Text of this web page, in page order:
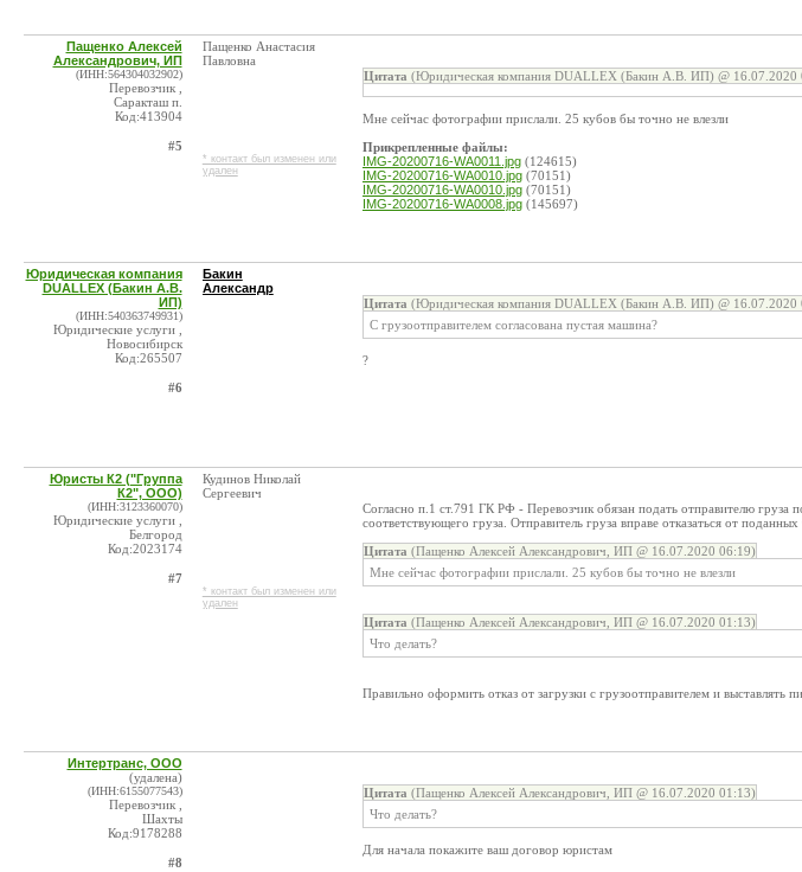
Пащенко Алексей
Александрович, ИП
(ИНН:564304032902)
Перевозчик ,
Саракташ п.
Код:413904
#5
Пащенко Анастасия
Павловна
* контакт был изменен или
удален
Цитата (Юридическая компания DUALLEX (Бакин А.В. ИП) @ 16.07.2020
Мне сейчас фотографии прислали. 25 кубов бы точно не влезли
Прикрепленные файлы:
IMG-20200716-WA0011.jpg (124615)
IMG-20200716-WA0010.jpg (70151)
IMG-20200716-WA0010.jpg (70151)
IMG-20200716-WA0008.jpg (145697)
Юридическая компания
DUALLEX (Бакин А.В.
ИП)
(ИНН:540363749931)
Юридические услуги ,
Новосибирск
Код:265507
#6
Бакин
Александр
Цитата (Юридическая компания DUALLEX (Бакин А.В. ИП) @ 16.07.2020
С грузоотправителем согласована пустая машина?
?
Юристы К2 ("Группа
К2", ООО)
(ИНН:3123360070)
Юридические услуги ,
Белгород
Код:2023174
#7
Кудинов Николай
Сергеевич
* контакт был изменен или
удален
Согласно п.1 ст.791 ГК РФ - Перевозчик обязан подать отправителю груза
соответствующего груза. Отправитель груза вправе отказаться от
Цитата (Пащенко Алексей Александрович, ИП @ 16.07.2020 06:19)
Мне сейчас фотографии прислали. 25 кубов бы точно не влезли
Цитата (Пащенко Алексей Александрович, ИП @ 16.07.2020 01:13)
Что делать?
Правильно оформить отказ от загрузки с грузоотправителем и выставлять
Интертранс, ООО
(удалена)
(ИНН:6155077543)
Перевозчик ,
Шахты
Код:9178288
#8
Цитата (Пащенко Алексей Александрович, ИП @ 16.07.2020 01:13)
Что делать?
Для начала покажите ваш договор юристам